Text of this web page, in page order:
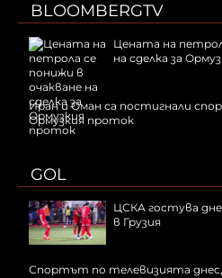
BLOOMBERGTV
Цената на
на сделка за
Иран и Оман са постигнали
Ормузкия проток
GOL
ЦСКА гостува
в Грузия
Спортът по телевизията днес,